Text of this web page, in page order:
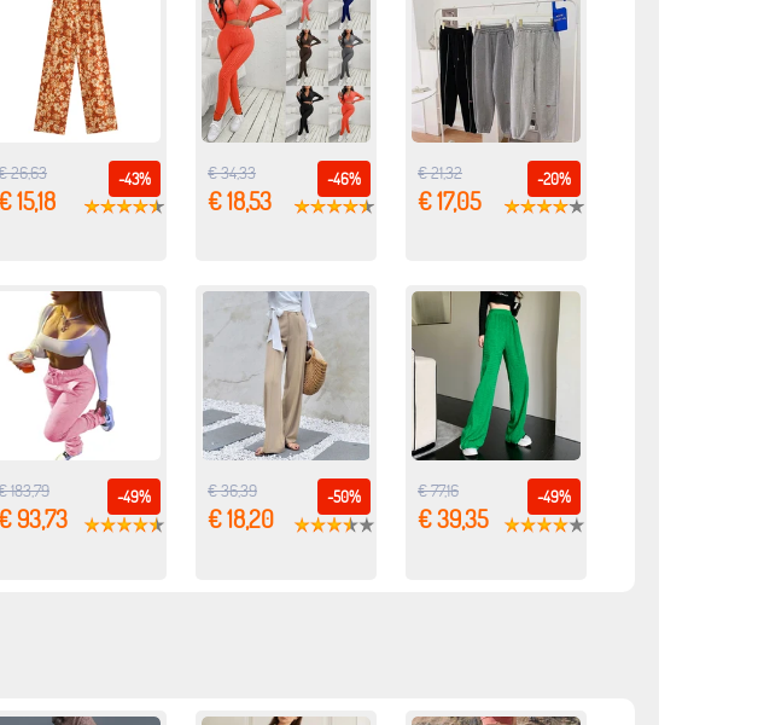
-43%
26,63
15,18
-46%
€ 34,33
€ 18,53
-20%
€ 21,32
€ 17,05
-49%
183,79
93,73
-50%
€ 36,39
€ 18,20
-49%
€ 77,16
€ 39,35